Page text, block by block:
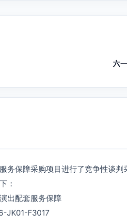
六
务保障采购项目进行了竞争性谈
：
出配套服务保障
JK01-F3017